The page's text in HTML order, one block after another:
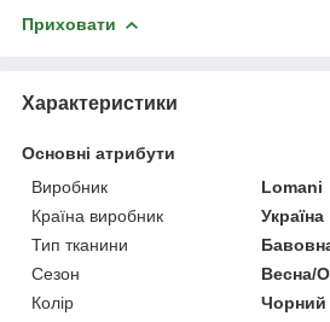
Приховати
Характеристики
Основні атрибути
Виробник
Lomani
Країна виробник
Україна
Тип тканини
Сезон
Весна/
Колір
Чорний